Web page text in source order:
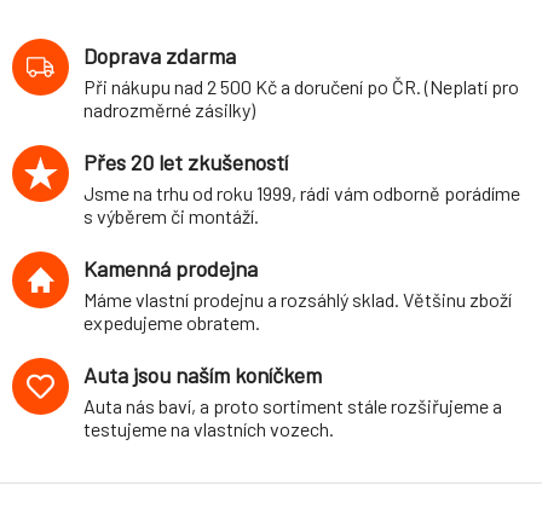
BMW i3 Mk1
Facelift, černý
lesklý plast ABS
Doprava zdarma
Při nákupu nad 2 500 Kč a doručení po ČR. (Neplatí pro
nadrozměrné zásilky)
Přes 20 let zkušeností
Jsme na trhu od roku 1999, rádi vám odborně porádíme
s výběrem či montáží.
Kamenná prodejna
Máme vlastní prodejnu a rozsáhlý sklad. Většinu zboží
expedujeme obratem.
Auta jsou naším koníčkem
Auta nás baví, a proto sortiment stále rozšiřujeme a
testujeme na vlastních vozech.